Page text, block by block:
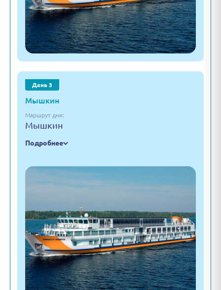
День 3
Мышкин
Маршрут дня:
Мышкин
Подробнее